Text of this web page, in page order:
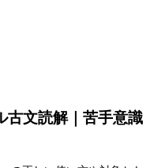
古文読解｜苦手意識